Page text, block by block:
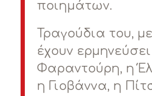
ποιημάτων.
Τραγούδια του,
έχουν
Φαραντούρη, η
η Γιοβάννα, η